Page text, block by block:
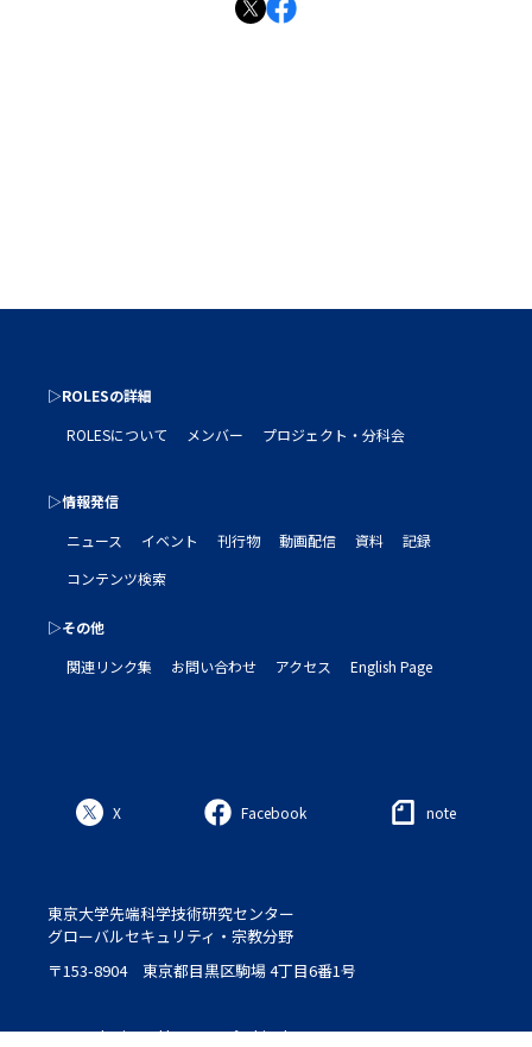
▷ROLESの詳細
ROLESについて
メンバー プロジェクト・分科会
▷情報発信
ニュース
イベント 刊行物 動画配信 資料
記録
コンテンツ検索
▷その他
関連リンク集
お問い合わせ アクセス English Page
X Facebook note
東京大学先端科学技術研究センター
グローバルセキュリティ・宗教分野
〒153-8904 東京都目黒区駒場 4丁目6番1号
Logo : designed by Setsu＆Shinobu Ito